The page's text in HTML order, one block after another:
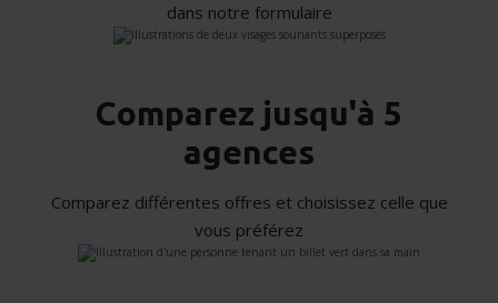
dans notre formulaire
Comparez jusqu'à 5
agences
Comparez différentes offres et choisissez celle que
vous préférez